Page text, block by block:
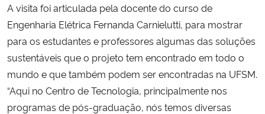
A visita foi articulada pela docente do curso de
Engenharia Elétrica Fernanda Carnielutti, para mostrar
para os estudantes e professores algumas das soluções
sustentáveis que o projeto tem encontrado em todo o
mundo e que também podem ser encontradas na UFSM.
“Aqui no Centro de Tecnologia, principalmente nos
programas de pós-graduação, nós temos diversas